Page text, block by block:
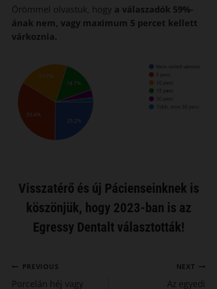
Örömmel olvastuk, hogy a válaszadók 59%-
ának nem, vagy maximum 5 percet kellett
várkoznia.
Visszatérő és új Pácienseinknek is
köszönjük, hogy 2023-ban is az
Egressy Dentalt választották!
Bejegyzés
PREVIOUS
Porcelán héj vagy
NEXT
Az egyedi